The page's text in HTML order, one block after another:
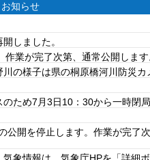
お知らせ
しました。
業が完了次第、通常公開しま
の様子は県の桐原橋河川防災カ
ため7月3日10：30から一時閉局
開を停止します。作業が完了